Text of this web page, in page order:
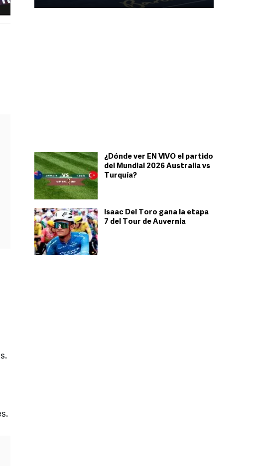
¿Dónde ver EN VIVO el partido
del Mundial 2026 Australia vs
Turquía?
Isaac Del Toro gana la etapa
7 del Tour de Auvernia